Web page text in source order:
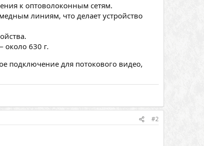
к оптоволоконным сетям.
линиям, что делает устройство
около 630 г.
подключение для потокового видео,
#2